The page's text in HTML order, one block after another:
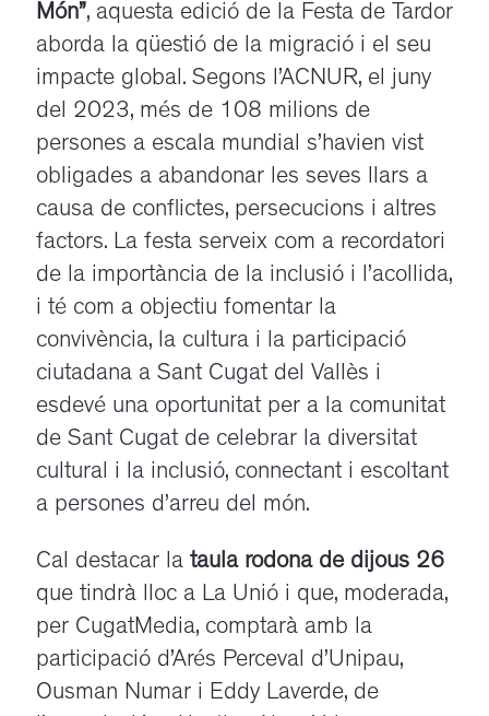
Món”, aquesta edició de la Festa de Tardor
aborda la qüestió de la migració i el seu
impacte global. Segons l’ACNUR, el juny
del 2023, més de 108 milions de
persones a escala mundial s’havien vist
obligades a abandonar les seves llars a
causa de conflictes, persecucions i altres
factors. La festa serveix com a recordatori
de la importància de la inclusió i l’acollida,
i té com a objectiu fomentar la
convivència, la cultura i la participació
ciutadana a Sant Cugat del Vallès i
esdevé una oportunitat per a la comunitat
de Sant Cugat de celebrar la diversitat
cultural i la inclusió, connectant i escoltant
a persones d’arreu del món.
Cal destacar la taula rodona de dijous 26
que tindrà lloc a La Unió i que, moderada,
per CugatMedia, comptarà amb la
participació d’Arés Perceval d’Unipau,
Ousman Numar i Eddy Laverde, de